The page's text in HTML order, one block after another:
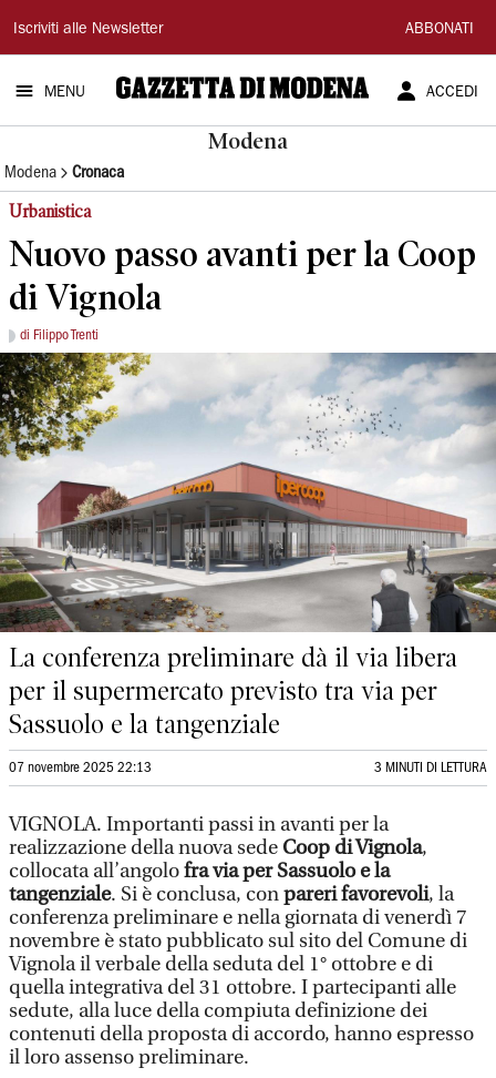
Gazzetta
di
Modena
Iscriviti alle Newsletter ABBONATI
MENU ACCEDI
Modena
Modena Cronaca
Urbanistica
Nuovo passo avanti per la Coop
di Vignola
di Filippo Trenti
La conferenza preliminare dà il via libera
per il supermercato previsto tra via per
Sassuolo e la tangenziale
07 novembre 2025 22:13 3 MINUTI DI LETTURA
VIGNOLA. Importanti passi in avanti per la
realizzazione della nuova sede Coop di Vignola,
collocata all’angolofra via per Sassuolo e la
tangenziale. Si è conclusa, conpareri favorevoli, la
conferenza preliminare e nella giornata di venerdì 7
novembre è stato pubblicato sul sito del Comune di
Vignola il verbale della seduta del 1° ottobre e di
quella integrativa del 31 ottobre. I partecipanti alle
sedute, alla luce della compiuta definizione dei
contenuti della proposta di accordo, hanno espresso
il loro assenso preliminare.